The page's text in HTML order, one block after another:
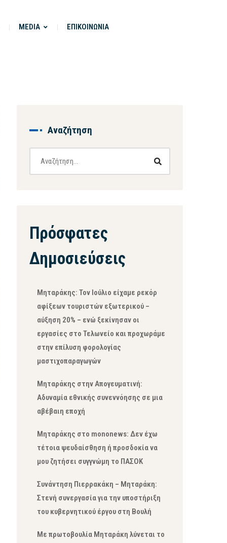
MEDIA ΕΠΙΚΟΙΝΩΝΙΑ
Αναζήτηση
Πρόσφατες
Δημοσιεύσεις
Μηταράκης: Τον Ιούλιο είχαμε ρεκόρ
αφίξεων τουριστών εξωτερικού –
αύξηση 20% – ενώ ξεκίνησαν οι
εργασίες στο Τελωνείο και προχωράμε
στην επίλυση φορολογίας
μαστιχοπαραγωγών
Μηταράκης στην Απογευματινή:
Αδυναμία εθνικής συνεννόησης σε μια
αβέβαιη εποχή
Μηταράκης στο mononews: Δεν έχω
τέτοια ψευδαίσθηση ή προσδοκία να
μου ζητήσει συγγνώμη το ΠΑΣΟΚ
Συνάντηση Πιερρακάκη – Μηταράκη:
Στενή συνεργασία για την υποστήριξη
του κυβερνητικού έργου στη Βουλή
Με πρωτοβουλία Μηταράκη λύνεται το